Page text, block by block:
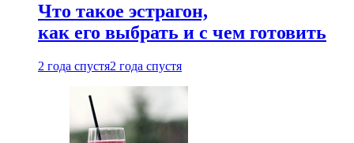
Что такое эстрагон,
как его выбрать и с чем готовить
2 года спустя2 года спустя